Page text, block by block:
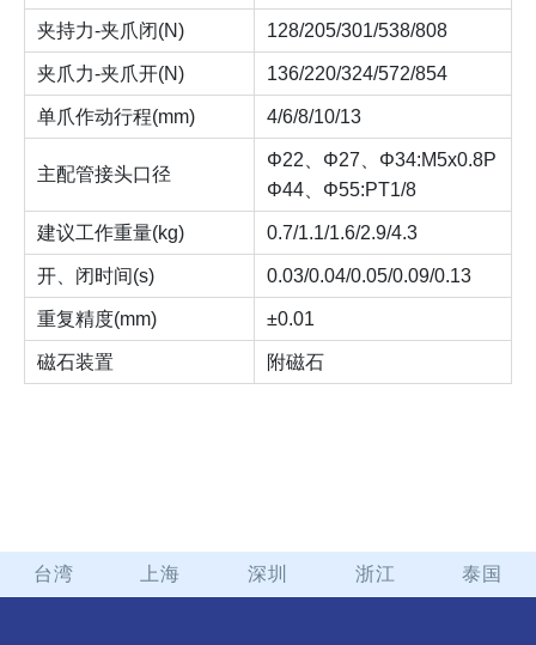
夹持力-夹爪闭(N) 128/205/301/538/808
夹爪力-夹爪开(N) 136/220/324/572/854
单爪作动行程(mm) 4/6/8/10/13
主配管接头口径
Φ22、Φ27、Φ34:M5x0.8P
Φ44、Φ55:PT1/8
建议工作重量(kg) 0.7/1.1/1.6/2.9/4.3
开、闭时间(s) 0.03/0.04/0.05/0.09/0.13
重复精度(mm) ±0.01
磁石装置 附磁石
台湾 上海 深圳 浙江 泰国